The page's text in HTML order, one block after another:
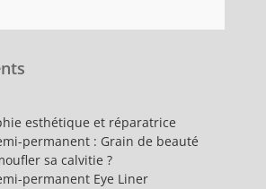
esthétique et réparatrice
permanent : Grain de beauté
sa calvitie ?
permanent Eye Liner